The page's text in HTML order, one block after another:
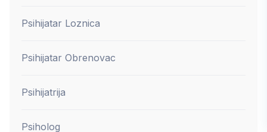
Psihijatar Loznica
Psihijatar Obrenovac
Psihijatrija
Psiholog